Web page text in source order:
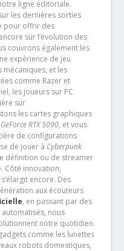
ligne éditoriale.
les dernières sorties
pour offrir des
sur l’évolution des
couvrons également les
expérience de jeu
mécaniques, et les
comme Razer et
les joueurs sur PC
sur
les cartes graphiques
RTX 5090, et vous
de configurations
de jouer à Cyberpunk
définition ou de streamer
Côté innovation,
encore. Des
aux écouteurs
, en passant par des
nous
notre quotidien.
comme les lunettes
robots domestiques,